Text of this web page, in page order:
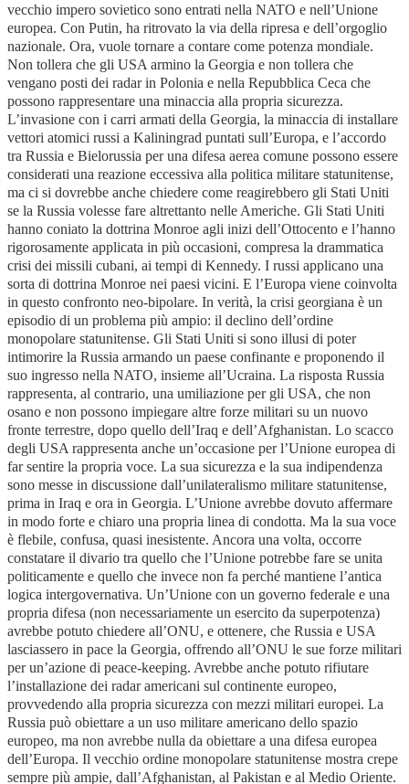
vecchio impero sovietico sono entrati nella NATO e nell’Unione
europea. Con Putin, ha ritrovato la via della ripresa e dell’orgoglio
nazionale. Ora, vuole tornare a contare come potenza mondiale.
Non tollera che gli USA armino la Georgia e non tollera che
vengano posti dei radar in Polonia e nella Repubblica Ceca che
possono rappresentare una minaccia alla propria sicurezza.
L’invasione con i carri armati della Georgia, la minaccia di installare
vettori atomici russi a Kaliningrad puntati sull’Europa, e l’accordo
tra Russia e Bielorussia per una difesa aerea comune possono essere
considerati una reazione eccessiva alla politica militare statunitense,
ma ci si dovrebbe anche chiedere come reagirebbero gli Stati Uniti
se la Russia volesse fare altrettanto nelle Americhe. Gli Stati Uniti
hanno coniato la dottrina Monroe agli inizi dell’Ottocento e l’hanno
rigorosamente applicata in più occasioni, compresa la drammatica
crisi dei missili cubani, ai tempi di Kennedy. I russi applicano una
sorta di dottrina Monroe nei paesi vicini. E l’Europa viene coinvolta
in questo confronto neo-bipolare. In verità, la crisi georgiana è un
episodio di un problema più ampio: il declino dell’ordine
monopolare statunitense. Gli Stati Uniti si sono illusi di poter
intimorire la Russia armando un paese confinante e proponendo il
suo ingresso nella NATO, insieme all’Ucraina. La risposta Russia
rappresenta, al contrario, una umiliazione per gli USA, che non
osano e non possono impiegare altre forze militari su un nuovo
fronte terrestre, dopo quello dell’Iraq e dell’Afghanistan. Lo scacco
degli USA rappresenta anche un’occasione per l’Unione europea di
far sentire la propria voce. La sua sicurezza e la sua indipendenza
sono messe in discussione dall’unilateralismo militare statunitense,
prima in Iraq e ora in Georgia. L’Unione avrebbe dovuto affermare
in modo forte e chiaro una propria linea di condotta. Ma la sua voce
è flebile, confusa, quasi inesistente. Ancora una volta, occorre
constatare il divario tra quello che l’Unione potrebbe fare se unita
politicamente e quello che invece non fa perché mantiene l’antica
logica intergovernativa. Un’Unione con un governo federale e una
propria difesa (non necessariamente un esercito da superpotenza)
avrebbe potuto chiedere all’ONU, e ottenere, che Russia e USA
lasciassero in pace la Georgia, offrendo all’ONU le sue forze militari
per un’azione di peace-keeping. Avrebbe anche potuto rifiutare
l’installazione dei radar americani sul continente europeo,
provvedendo alla propria sicurezza con mezzi militari europei. La
Russia può obiettare a un uso militare americano dello spazio
europeo, ma non avrebbe nulla da obiettare a una difesa europea
dell’Europa. Il vecchio ordine monopolare statunitense mostra crepe
sempre più ampie, dall’Afghanistan, al Pakistan e al Medio Oriente.